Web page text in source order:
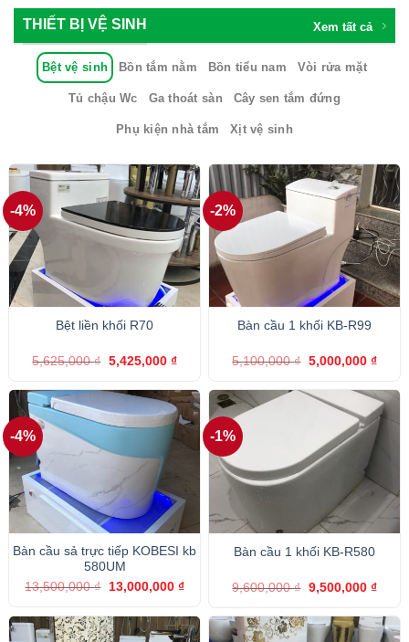
THIẾT BỊ VỆ SINH Xem tất cả
Bệt vệ sinh Bồn tắm nằm Bồn tiểu nam Vòi rửa mặt
Tủ chậu Wc Ga thoát sàn Cây sen tắm đứng
Phụ kiện nhà tắm Xịt vệ sinh
-4%
Bệt liền khối R70
5,625,000₫ Giá
5,625,000 ₫.
5,425,000 ₫Giá
là:
5,425,000 ₫.
-2%
Bàn cầu 1 khối KB-R99
5,100,000₫ Giá
5,100,000 ₫.
5,000,000 ₫Giá
là:
-4%
Bàn cầu sả trực tiếp KOBESI kb
580UM
13,500,000₫
Giá
13,500,000 ₫.
13,000,000 ₫Giá
là:
13,000,000 ₫.
-1%
Bàn cầu 1 khối KB-R580
9,600,000₫ Giá
gốc
9,600,000 ₫.
9,500,000 ₫Giá
là: